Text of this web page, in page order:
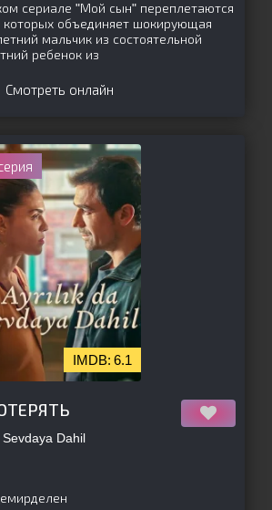
сериале "Мой сын" переплетаются
которых объединяет шокирующая
мальчик из состоятельной
ребенок из
Смотреть онлайн
6.1
Dahil